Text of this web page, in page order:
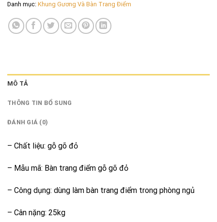
Danh mục: Khung Gương Và Bàn Trang Điểm
MÔ TẢ
THÔNG TIN BỔ SUNG
ĐÁNH GIÁ (0)
– Chất liệu: gỗ gõ đỏ
– Mẫu mã: Bàn trang điểm gỗ gõ đỏ
– Công dụng: dùng làm bàn trang điểm trong phòng ngủ
– Cân nặng: 25kg